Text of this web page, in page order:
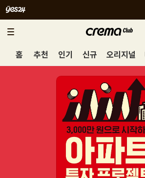
홈 추천 인기 신규 오리지널